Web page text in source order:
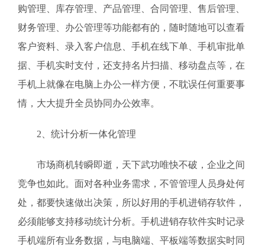
购管理、库存管理、产品管理、合同管理、售后管理、
财务管理、办公管理等功能都有的，随时随地可以查看
客户资料、录入客户信息、手机在线下单、手机审批单
据、手机实时支付，还支持名片扫描、移动盘点等，在
手机上就像在电脑上办公一样方便，不耽误任何重要事
情，大大提升全员协同办公效率。
2、统计分析一体化管理
市场商机转瞬即逝，天下武功唯快不破，企业之间
竞争也如此。面对各种业务需求，不管管理人员身处何
处，都要快速做出决策，所以好用的手机进销存软件，
必须能够支持移动统计分析。手机进销存软件实时记录
手机端所有业务数据，与电脑端、平板端等数据实时同